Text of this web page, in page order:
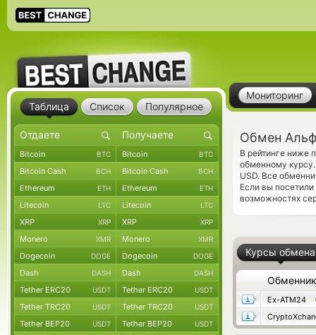
Мониторинг
Обмен
В рейтинге ниже
обменному
USD. Все
Если вы
возможностях
Курсы обмена
Обменник
Ex-ATM24
Таблица Список Популярное
Bitcoin BTC Bitcoin BTC
Bitcoin Cash BCH Bitcoin Cash BCH
Ethereum ETH Ethereum ETH
Litecoin LTC Litecoin LTC
XRP XRP XRP XRP
Monero XMR Monero XMR
Dogecoin DOGE Dogecoin DOGE
Dash DASH Dash DASH
Tether ERC20 USDT Tether ERC20 USDT
Tether TRC20 USDT Tether TRC20 USDT
Tether BEP20 USDT Tether BEP20 USDT